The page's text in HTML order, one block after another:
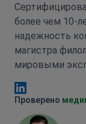
более чем 10-
надежность
магистра
мировыми
Анна Леонова
Проверено